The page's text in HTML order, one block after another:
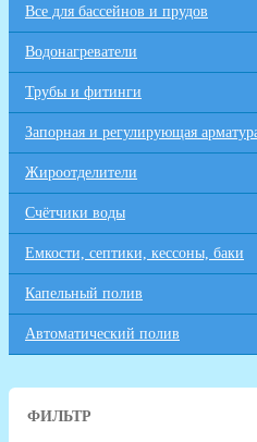
Все для бaссейнов и прудов
Водонагреватели
Трубы и фитинги
Запорная и регулирующая
Жироотделители
Счётчики воды
Емкости, септики, кессоны, баки
Капельный полив
Автоматический полив
ФИЛЬТР